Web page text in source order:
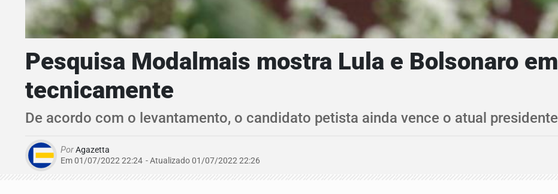
Pesquisa Modalmais mostra Lula e Bolsonaro
tecnicamente
De acordo com o levantamento, o candidato petista ainda vence o atual
PorAgazetta
Em 01/07/2022 22:24 - Atualizado01/07/2022 22:26